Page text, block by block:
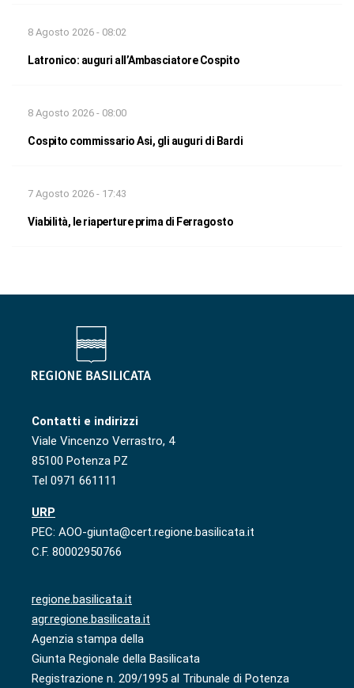
8 Agosto 2026 - 08:02
Latronico: auguri all’Ambasciatore Cospito
8 Agosto 2026 - 08:00
Cospito commissario Asi, gli auguri di Bardi
7 Agosto 2026 - 17:43
Viabilità, le riaperture prima di Ferragosto
Contatti e indirizzi
Viale Vincenzo Verrastro, 4
85100 Potenza PZ
Tel 0971 661111
URP
PEC: AOO-giunta@cert.regione.basilicata.it
C.F. 80002950766
regione.basilicata.it
agr.regione.basilicata.it
Agenzia stampa della
Giunta Regionale della Basilicata
Registrazione n. 209/1995 al Tribunale di Potenza